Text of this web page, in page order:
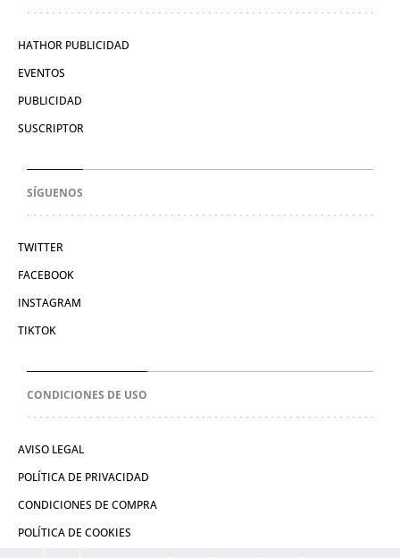
HATHOR PUBLICIDAD
EVENTOS
PUBLICIDAD
SUSCRIPTOR
SÍGUENOS
TWITTER
FACEBOOK
INSTAGRAM
TIKTOK
CONDICIONES DE USO
AVISO LEGAL
POLÍTICA DE PRIVACIDAD
CONDICIONES DE COMPRA
POLÍTICA DE COOKIES